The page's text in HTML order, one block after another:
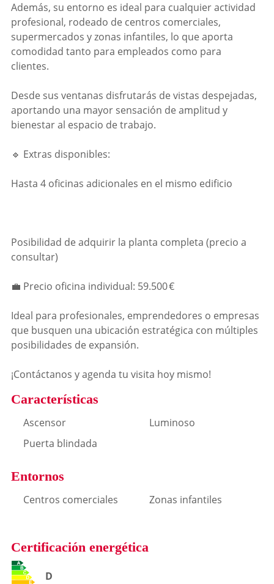
Además, su entorno es ideal para cualquier actividad
profesional, rodeado de centros comerciales,
supermercados y zonas infantiles, lo que aporta
comodidad tanto para empleados como para
clientes.
Desde sus ventanas disfrutarás de vistas despejadas,
aportando una mayor sensación de amplitud y
bienestar al espacio de trabajo.
🔹 Extras disponibles:
Hasta 4 oficinas adicionales en el mismo edificio
Posibilidad de adquirir la planta completa (precio a
consultar)
💼 Precio oficina individual: 59.500 €
Ideal para profesionales, emprendedores o empresas
que busquen una ubicación estratégica con múltiples
posibilidades de expansión.
¡Contáctanos y agenda tu visita hoy mismo!
Características
Ascensor
Luminoso
Puerta blindada
Entornos
Centros comerciales Zonas infantiles
Certificación energética
D